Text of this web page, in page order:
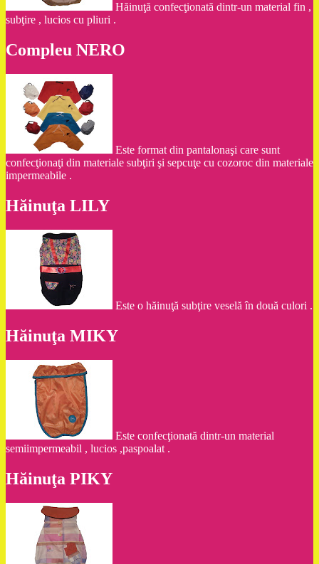
Hăinuţă confecţionată dintr-un material fin ,
subţire , lucios cu pliuri .
Compleu NERO
Este format din pantalonaşi care sunt
confecţionaţi din materiale subţiri şi sepcuţe cu cozoroc din materiale
impermeabile .
Hăinuţa LILY
Este o hăinuţă subţire veselă în două culori .
Hăinuţa MIKY
Este confecţionată dintr-un material
semiimpermeabil , lucios ,paspoalat .
Hăinuţa PIKY